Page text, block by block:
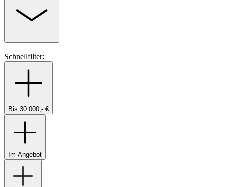
Schnellfilter:
Bis 30.000,- €
Im Angebot